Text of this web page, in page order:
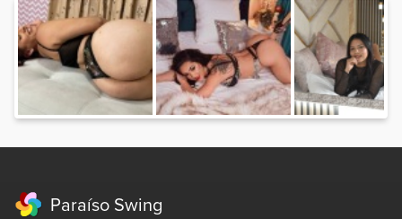
Paraíso Swing